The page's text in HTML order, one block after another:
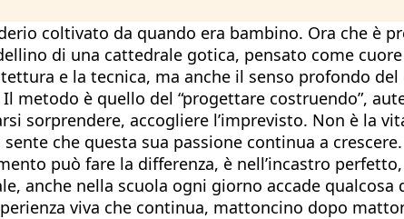
coltivato da quando era bambino. Ora che è
di una cattedrale gotica, pensato come
e la tecnica, ma anche il senso profondo
metodo è quello del “progettare costruendo”,
sorprendere, accogliere l’imprevisto. Non è la
che questa sua passione continua a
può fare la differenza, è nell’incastro
anche nella scuola ogni giorno accade
viva che continua, mattoncino dopo